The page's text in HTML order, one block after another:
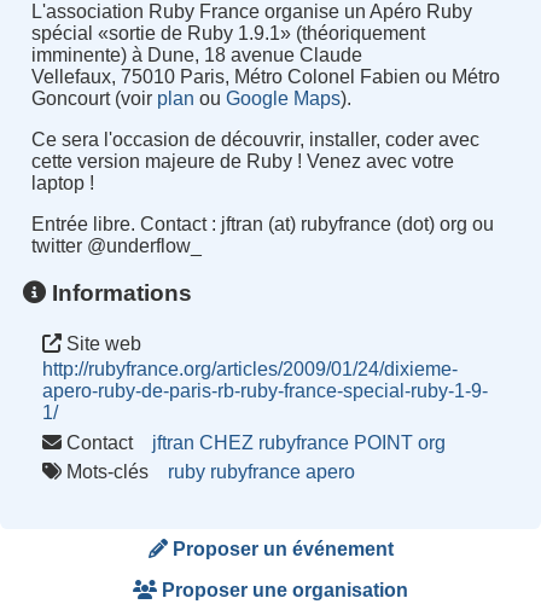
L'association Ruby France organise un Apéro Ruby
spécial «sortie de Ruby 1.9.1» (théoriquement
imminente) à Dune, 18 avenue Claude
Vellefaux, 75010 Paris, Métro Colonel Fabien ou Métro
Goncourt (voir plan ou Google Maps).
Ce sera l'occasion de découvrir, installer, coder avec
cette version majeure de Ruby ! Venez avec votre
laptop !
Entrée libre. Contact : jftran (at) rubyfrance (dot) org ou
twitter @underflow_
Informations
Site web
http://rubyfrance.org/articles/2009/01/24/dixieme-
apero-ruby-de-paris-rb-ruby-france-special-ruby-1-9-
1/
Contact
jftran CHEZ rubyfrance POINT org
Mots-clés
ruby rubyfrance apero
Proposer un événement
Proposer une organisation